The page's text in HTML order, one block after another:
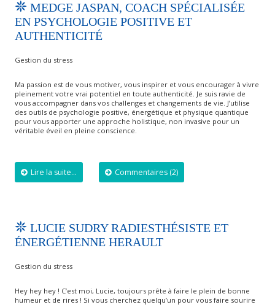
MEDGE JASPAN, COACH SPÉCIALISÉE
EN PSYCHOLOGIE POSITIVE ET
AUTHENTICITÉ
Gestion du stress
Ma passion est de vous motiver, vous inspirer et vous encourager à vivre
pleinement votre vrai potentiel en toute authenticité. Je suis ravie de
vous accompagner dans vos challenges et changements de vie. J’utilise
des outils de psychologie positive, énergétique et physique quantique
pour vous apporter une approche holistique, non invasive pour un
véritable éveil en pleine conscience.
Lire la suite... Commentaires (2)
LUCIE SUDRY RADIESTHÉSISTE ET
ÉNERGÉTIENNE HERAULT
Gestion du stress
Hey hey hey ! C’est moi, Lucie, toujours prête à faire le plein de bonne
humeur et de rires ! Si vous cherchez quelqu’un pour vous faire sourire